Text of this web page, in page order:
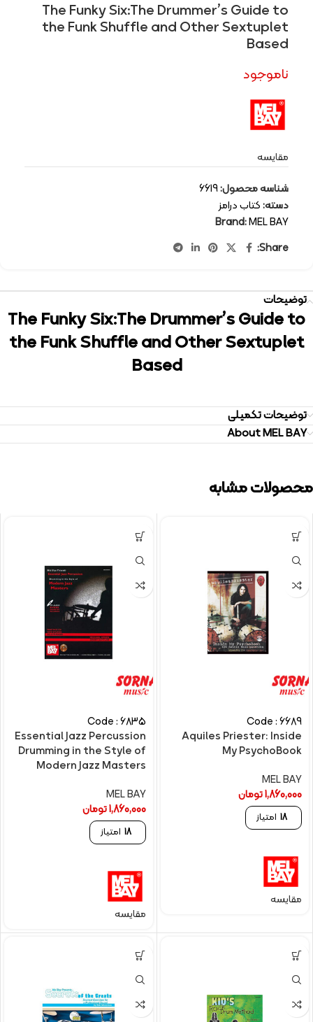
The Funky Six:The Drummer’s Guide to
the Funk Shuffle and Other Sextuplet
Based
ناموجود
مقایسه
شناسه محصول:6619
دسته:کتاب درامز
Brand:MEL BAY
Share:
توضیحات
The Funky Six:The Drummer’s Guide to
the Funk Shuffle and Other Sextuplet
Based
توضیحات تکمیلی
About MEL BAY
محصولات مشابه
Code : 6689
Aquiles Priester: Inside
My PsychoBook
MEL BAY
1,860,000تومان
18 امتیاز
مقایسه
Code : 6835
Essential Jazz Percussion
Drumming in the Style of
Modern Jazz Masters
MEL BAY
1,860,000تومان
18 امتیاز
مقایسه